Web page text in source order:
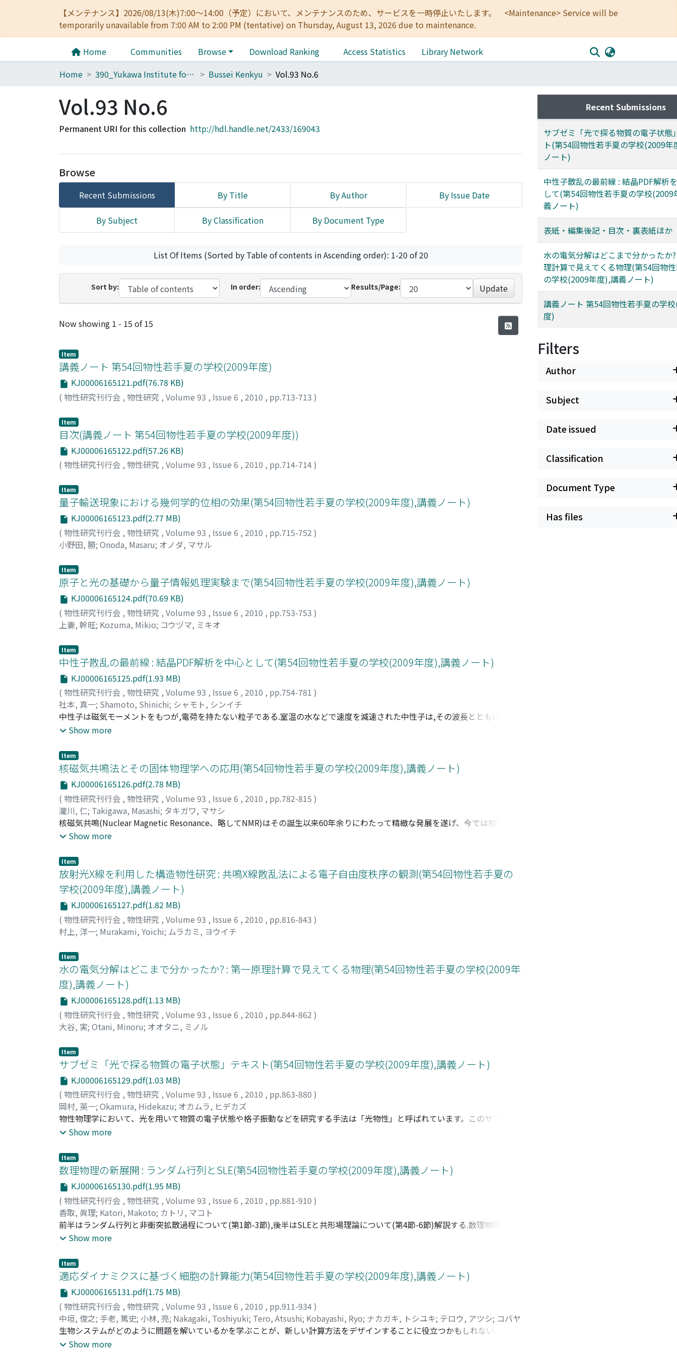
【メンテナンス】2026/08/13(木)7:00～14:00（予定）において、メンテナンスのため、サービスを一時停止いたします。 <Maintenance> Service will be
temporarily unavailable from 7:00 AM to 2:00 PM (tentative) on Thursday, August 13, 2026 due to maintenance.
Home Communities Browse Download Ranking Access Statistics
Library Network
Home
390_Yukawa Institute for Theoretical Physics Bussei Kenkyu Vol.93 No.6
Vol.93 No.6
Permanent URI for this collection http://hdl.handle.net/2433/169043
Browse
Recent Submissions By Title By Author By Issue Date
By Subject By Classification By Document Type
List Of Items (Sorted by Table of contents in Ascending order): 1-20 of 20
Sort by: In order: Results/Page: Update
Recent Submissions
Now showing 1 - 15 of 15
Item
講義ノート 第54回物性若手夏の学校(2009年度)
KJ00006165121.pdf(76.78 KB)
( 物性研究刊行会 , 物性研究 , Volume 93 , Issue 6 , 2010 , pp.713-713 )
Item
目次(講義ノート 第54回物性若手夏の学校(2009年度))
KJ00006165122.pdf(57.26 KB)
( 物性研究刊行会 , 物性研究 , Volume 93 , Issue 6 , 2010 , pp.714-714)
Item
量子輸送現象における幾何学的位相の効果(第54回物性若手夏の学校(2009年度),講義ノート)
KJ00006165123.pdf(2.77 MB)
( 物性研究刊行会 , 物性研究 , Volume 93 , Issue 6 , 2010 , pp.715-752 )
小野田, 勝; Onoda, Masaru; オノダ, マサル
Item
原子と光の基礎から量子情報処理実験まで(第54回物性若手夏の学校(2009年度),講義ノート)
KJ00006165124.pdf(70.69 KB)
( 物性研究刊行会 , 物性研究 , Volume 93 , Issue 6 , 2010 , pp.753-753 )
上妻, 幹旺; Kozuma, Mikio; コウヅマ, ミキオ
Item
中性子散乱の最前線 : 結晶PDF解析を中心として(第54回物性若手夏の学校(2009年度),講義ノート)
KJ00006165125.pdf(1.93 MB)
( 物性研究刊行会 , 物性研究 , Volume 93 , Issue 6 , 2010 , pp.754-781 )
社本, 真一; Shamoto, Shinichi; シャモト, シンイチ
中性子は磁気モーメントをもつが,電荷を持たない粒子である.室温の水などで速度を減速された中性子は,その波長とともに運動
量とエネルギーの関係において,物質内の電子スピンや格子の素励起を調べるのに非常に適している.またパルス中性子では広い
での二体分布関数(対相関関数)を正確に求めることができる.その特徴を利用して,周期構造をもたないアモルファスの構造から結
晶性の物質の構造まで,幅広く物質の構造解析に用いられる.さらにその中間に存在する乱れた結晶性物質やナノ物質の構造解析も
可能である.ここではパルス中性子を利用した構造の研究について紹介しながら,一部ではあるがJ-PARC物質・生命科学実験施設
の散乱装置もあわせて紹介する.さらに実空間の構造の乱れ,およびその物性とのかかわりについて,最近の研究例を含めてわかり
やすく紹介したい.
Show more
Item
核磁気共鳴法とその固体物理学への応用(第54回物性若手夏の学校(2009年度),講義ノート)
KJ00006165126.pdf(2.78 MB)
( 物性研究刊行会 , 物性研究 , Volume 93 , Issue 6 , 2010 , pp.782-815 )
瀧川, 仁; Takigawa, Masashi; タキガワ, マサシ
核磁気共鳴(Nuclear Magnetic Resonance、略してNMR)はその誕生以来60年余りにわたって精緻な発展を遂げ、今では物理学、
化学に限らず、医学、生物学、材料科学など自然科学の殆どあらゆる分野において重要な実験手法となっている。本講義では
例にもとづいて説明する。トピックスとしては、フラストレートした量子スピン系のエキゾチックな基底状態や磁場・圧力によ
る量子相転移、スピン・軌道・電荷の多自由度が絡んだ系における秩序と揺らぎ、unconventionalな超伝導体における秩序と励
起、f電子系における多極子秩序のNMRによる同定などを予定している。NMRには1.特定の原子サイトを選択的に観測できる、2.
原子核が磁気モーメントと電気四重極モーメントを併せ持つ場合には、磁性、局所構造、フォノン、電荷ダイナミクスなど、多
種多様な物性に対するプローブとなる、3.核磁気緩和時間(T1、T2)からダイナミクスを知ることができる、という利点がある
が、これらの長所をフルに発揮して価値のある結果を得るには、局所対称性をよく理解した上で合理的な実験を組み立てること
が必要である。また実験上考慮すべきパラメータが多いので、注意深く実験を行わないと思わぬ落とし穴に陥る可能性もある。
のを伝えることが出来ればと思っている。
Show more
Item
放射光X線を利用した構造物性研究 : 共鳴X線散乱法による電子自由度秩序の観測(第54回物性若手夏の
学校(2009年度),講義ノート)
KJ00006165127.pdf(1.82 MB)
( 物性研究刊行会 , 物性研究 , Volume 93 , Issue 6 , 2010 , pp.816-843 )
村上, 洋一; Murakami, Yoichi; ムラカミ, ヨウイチ
Item
水の電気分解はどこまで分かったか? : 第一原理計算で見えてくる物理(第54回物性若手夏の学校(2009年
度),講義ノート)
KJ00006165128.pdf(1.13 MB)
( 物性研究刊行会 , 物性研究 , Volume 93 , Issue 6 , 2010 , pp.844-862 )
大谷, 実; Otani, Minoru; オオタニ, ミノル
Item
サブゼミ「光で探る物質の電子状態」テキスト(第54回物性若手夏の学校(2009年度),講義ノート)
KJ00006165129.pdf(1.03 MB)
( 物性研究刊行会 , 物性研究 , Volume 93 , Issue 6 , 2010 , pp.863-880 )
岡村, 英一; Okamura, Hidekazu; オカムラ, ヒデカズ
物性物理学において、光を用いて物質の電子伏態や格子振動などを研究する手法は「光物性」と呼ばれています。このサブゼミ
では光物性の基礎を解説します。第1回ゼミでは物質に含まれる電子と光(電磁波)の相互伸用が古典電磁気学と量子力学によって
多用されている「透明電極」、つまり天然には存在しない「透明な金属」を作る原理を解説します。第2回では、冒頭に第1回の
内容を復習した後、主に赤外線領域の光を使った私たちの光物性研究の内容について紹介していきます。まずなぜ光の中でも特
に赤外線を用いるのかを説明した後、実際に観測される赤外スペクトルの例として巨大磁気抵抗を示す物質Tl_2Mn_2O_7での結
果を紹介します。その後電子間の強い相互作用のために特異な物性を示す「強相関電子系」物質の中でも特に、「重い電子系」
と呼ばれる希土類化合物について、その電子状態を赤外分光で研究した結果を解説します。さらにシンクロトロン放射光を高輝
度な赤外光源として用いた、高圧での強相関電子物質の赤外分光研究についてお話しします。以上より光を用いた電子状態研究
の基礎を学んでいただくことを目標とします。
Show more
Item
数理物理の新展開 : ランダム行列とSLE(第54回物性若手夏の学校(2009年度),講義ノート)
KJ00006165130.pdf(1.95 MB)
( 物性研究刊行会 , 物性研究 , Volume 93 , Issue 6 , 2010 , pp.881-910 )
香取, 眞理; Katori, Makoto; カトリ, マコト
前半はランダム行列と非衝突拡散過程について(第1節-3節),後半はSLEと共形場理論について(第4節-6節)解説する.数理物理の分
野でいま盛んに研究されているこの2つのトピックスは,一見すると無関係に思えるが,Bessel過程とよばれる確率過程を通じて深
す.そうするとすべての成分が独立という訳にはいかなくなるが,それでもなるべくランダムに各成分を生成させることにする.例
えば,サイズNのランダムなHermite行列はN^2個の独立な実乱数を用いて生成できる.Hermite行列なのでユニタリー行列で対角
化できてN個の実固有値が定まる.行列成分がランダムなのでN個の実固有値もランダムだが,それらはもはや独立ではない.N個の
実固有値を直線上のN粒子の位置と見なそう.すると粒子間に(距離に反比例する)斥力が働く1次元N粒子系が得られる.ランダム行
列理論は「独立な乱数から強く相互作用する系を生み出す理論」である.複素平面の実軸の上側を上半平面という.原点を出発点と
する1本の(有限の長さの)曲線を上半平面に描く.上半平面から,いま描いた曲線を取り除く.曲線がループを持つときにはそのルー
プで囲まれた領域も一緒に取り除くことにする.残りは当然,上半平面の「部分」になる訳だが,その「部分」を元の上半平面全体
に写す(つまり元に戻す)共形変換(等角写像)が必ず存在する.これをRiemannの写像定理という.この変換の逆を考えよう.すると,
Show more
Item
適応ダイナミクスに基づく細胞の計算能力(第54回物性若手夏の学校(2009年度),講義ノート)
KJ00006165131.pdf(1.75 MB)
( 物性研究刊行会 , 物性研究 , Volume 93 , Issue 6 , 2010 , pp.911-934)
中垣, 俊之; 手老, 篤史; 小林, 亮; Nakagaki, Toshiyuki; Tero, Atsushi; Kobayashi, Ryo; ナカガキ, トシユキ; テロウ, アツシ; コバヤ
シ, リョウ
生物システムがどのように問題を解いているかを学ぶことが、新しい計算方法をデザインすることに役立つかもしれない。単純
な単細胞生物における情報処理は興味深い。なぜなら、単純な情報処理系を用いて約10億年の年月を生き抜いて来たからであ
Show more
Recent Submissions
サブゼミ「光で探る物質の電子状態
ト(第54回物性若手夏の学校(2009年
ノート)
中性子散乱の最前線 : 結晶PDF解析
して(第54回物性若手夏の学校(2009
義ノート)
表紙・編集後記・目次・裏表紙ほか
水の電気分解はどこまで分かったか
理計算で見えてくる物理(第54回物
の学校(2009年度),講義ノート)
講義ノート 第54回物性若手夏の学
度)
Filters
Author
Subject
Date issued
Classification
Document Type
Has files